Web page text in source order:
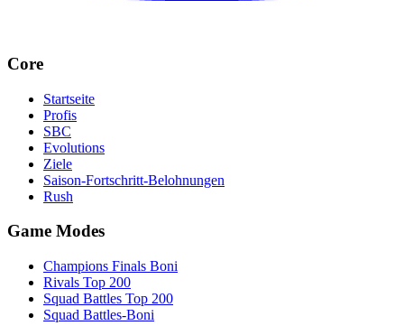
Core
Startseite
Profis
SBC
Evolutions
Ziele
Saison-Fortschritt-Belohnungen
Rush
Game Modes
Champions Finals Boni
Rivals Top 200
Squad Battles Top 200
Squad Battles-Boni